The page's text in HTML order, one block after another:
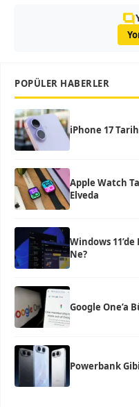
POPÜLER HABERLER
iPhone 17 Tarih
Apple Watch
Elveda
Windows
Ne?
Google One’a
Powerbank